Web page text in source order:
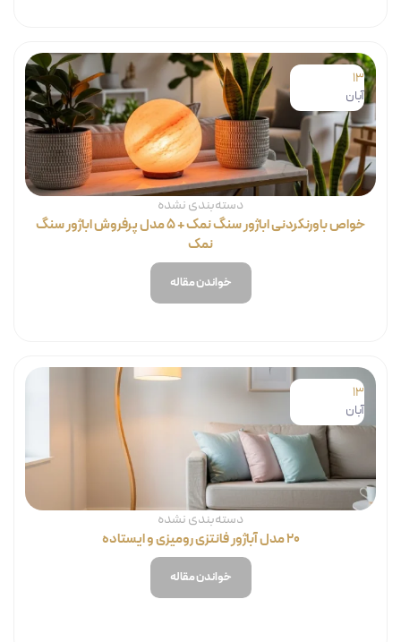
13
آبان
دسته‌بندی نشده
خواص باورنکردنی اباژور سنگ نمک + ۵ مدل پرفروش اباژور سنگ
نمک
خواندن مقاله
13
آبان
دسته‌بندی نشده
۲۰ مدل آباژور فانتزی رومیزی و ایستاده
خواندن مقاله